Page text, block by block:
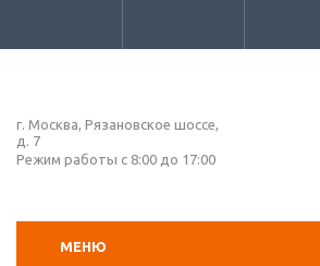
г. Москва, Рязановское шоссе,
д. 7
Режим работы с 8:00 до 17:00
МЕНЮ